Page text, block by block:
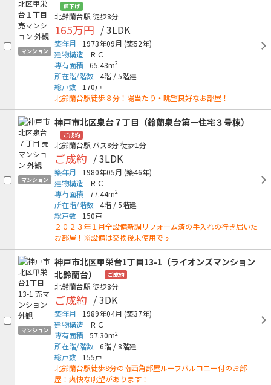
マンション
値下げ
北鈴蘭台駅 徒歩8分
165万円 / 3LDK
築年月 1973年09月 (築52年)
建物構造
ＲＣ
専有面積
65.43m2
所在階/階数 4階 /5階建
総戸数
170戸
北鈴蘭台駅徒歩８分！陽当たり・眺望良好なお部屋！
マンション
神戸市北区泉台７丁目（鈴蘭泉台第一住宅３号棟）
ご成約
北鈴蘭台駅 バス8分徒歩1分
ご成約 / 3LDK
築年月 1980年05月 (築46年)
建物構造
ＲＣ
専有面積
77.44m2
所在階/階数 4階 /5階建
総戸数
150戸
２０２３年１月全設備新調リフォーム済の手入れの行き届いた
お部屋！※設備は交換後未使用です
マンション
神戸市北区甲栄台1丁目13-1（ライオンズマンション
北鈴蘭台）
ご成約
北鈴蘭台駅 徒歩8分
ご成約 / 3DK
築年月 1989年04月 (築37年)
建物構造
ＲＣ
専有面積
57.30m2
所在階/階数 6階 / 8階建
総戸数
155戸
北鈴蘭台駅徒歩8分の南西角部屋ルーフバルコニー付のお部
屋！爽快な眺望があります！